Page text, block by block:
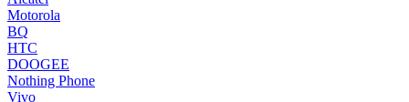
Motorola
BQ
HTC
DOOGEE
Nothing Phone
Vivo